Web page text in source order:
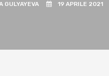
GULYAYEVA 19 APRILE 2021